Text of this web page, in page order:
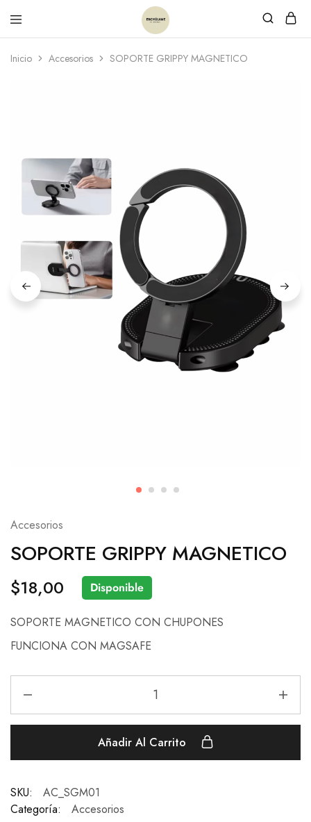
Inicio Accesorios SOPORTE GRIPPY MAGNETICO
Accesorios
SOPORTE GRIPPY MAGNETICO
$18,00 Disponible
SOPORTE MAGNETICO CON CHUPONES
FUNCIONA CON MAGSAFE
Añadir Al Carrito
SKU:
AC_SGM01
Categoría:
Accesorios